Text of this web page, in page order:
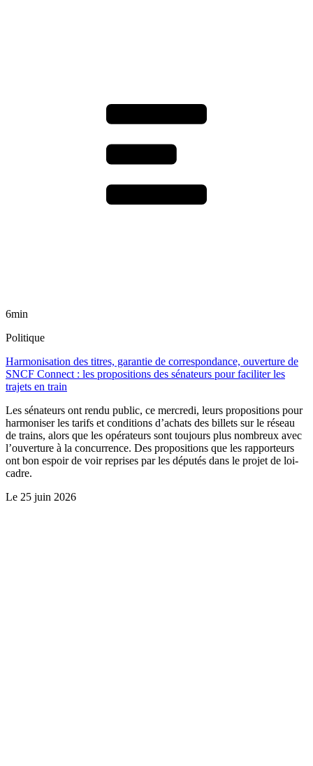
6min
Politique
Harmonisation des titres, garantie de correspondance, ouverture de
SNCF Connect : les propositions des sénateurs pour faciliter les
trajets en train
Les sénateurs ont rendu public, ce mercredi, leurs propositions pour
harmoniser les tarifs et conditions d’achats des billets sur le réseau
de trains, alors que les opérateurs sont toujours plus nombreux avec
l’ouverture à la concurrence. Des propositions que les rapporteurs
ont bon espoir de voir reprises par les députés dans le projet de loi-
cadre.
Le 25 juin 2026